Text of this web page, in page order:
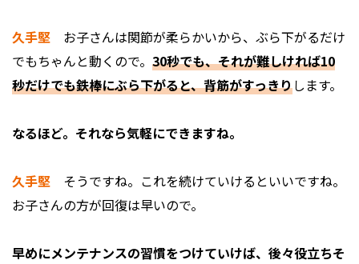
久手堅 お子さんは関節が柔らかいから、ぶら下がるだけ
でもちゃんと動くので。 30秒でも、それが難しければ10
秒だけでも鉄棒にぶら下がると、背筋がすっきりします。
――なるほど。それなら気軽にできますね。
久手堅 そうですね。これを続けていけるといいですね。
お子さんの方が回復は早いので。
――早めにメンテナンスの習慣をつけていけば、後々役立ちそ